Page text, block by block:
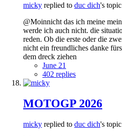
micky replied to duc dich's
@Moinnicht das ich meine
werde ich auch nicht. die
reden. Ob die erste oder die
nicht ein freundliches danke
dem dreck ziehen
June 21
402 replies
MOTOGP 2026
micky replied to duc dich's